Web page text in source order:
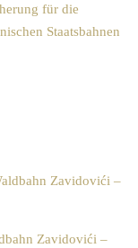
für die
Staatsbahnen
Zavidovići –
Zavidovići –